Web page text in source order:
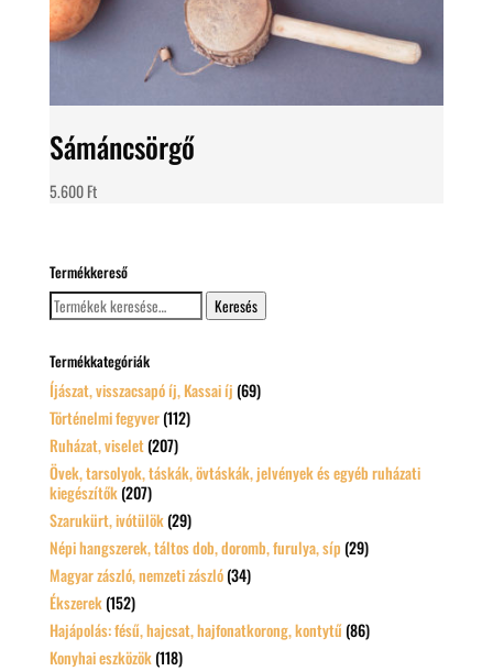
Sámáncsörgő
5.600Ft
Termékkereső
Keresés
a
Keresés
Termékkategóriák
Íjászat, visszacsapó íj, Kassai íj (69)
Történelmi fegyver (112)
Ruházat, viselet (207)
Övek, tarsolyok, táskák, övtáskák, jelvények és egyéb ruházati
kiegészítők (207)
Szarukürt, ivótülök (29)
Népi hangszerek, táltos dob, doromb, furulya, síp (29)
Magyar zászló, nemzeti zászló (34)
Ékszerek (152)
Hajápolás: fésű, hajcsat, hajfonatkorong, kontytű (86)
Konyhai eszközök (118)